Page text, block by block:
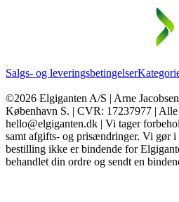
Salgs- og leveringsbetingelser
©2026 Elgiganten A/S | Arne
København S. | CVR: 17237977 | Alle
hello@elgiganten.dk | Vi tager
samt afgifts- og prisændringer. Vi gør
bestilling ikke er bindende for
behandlet din ordre og sendt en